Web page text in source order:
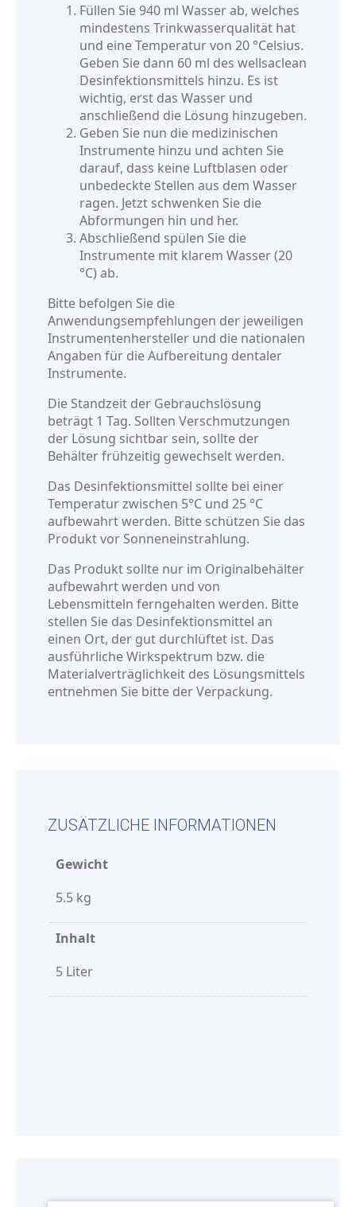
Füllen Sie 940 ml Wasser ab, welches
mindestens Trinkwasserqualität hat
und eine Temperatur von 20 °Celsius.
Geben Sie dann 60 ml des wellsaclean
Desinfektionsmittels hinzu. Es ist
wichtig, erst das Wasser und
anschließend die Lösung hinzugeben.
Geben Sie nun die medizinischen
Instrumente hinzu und achten Sie
darauf, dass keine Luftblasen oder
unbedeckte Stellen aus dem Wasser
ragen. Jetzt schwenken Sie die
Abformungen hin und her.
Abschließend spülen Sie die
Instrumente mit klarem Wasser (20
°C) ab.
Bitte befolgen Sie die
Anwendungsempfehlungen der jeweiligen
Instrumentenhersteller und die nationalen
Angaben für die Aufbereitung dentaler
Instrumente.
Die Standzeit der Gebrauchslösung
beträgt 1 Tag. Sollten Verschmutzungen
der Lösung sichtbar sein, sollte der
Behälter frühzeitig gewechselt werden.
Das Desinfektionsmittel sollte bei einer
Temperatur zwischen 5°C und 25 °C
aufbewahrt werden. Bitte schützen Sie das
Produkt vor Sonneneinstrahlung.
Das Produkt sollte nur im Originalbehälter
aufbewahrt werden und von
Lebensmitteln ferngehalten werden. Bitte
stellen Sie das Desinfektionsmittel an
einen Ort, der gut durchlüftet ist. Das
ausführliche Wirkspektrum bzw. die
Materialverträglichkeit des Lösungsmittels
entnehmen Sie bitte der Verpackung.
ZUSÄTZLICHE INFORMATIONEN
Gewicht
5.5 kg
Inhalt
5 Liter